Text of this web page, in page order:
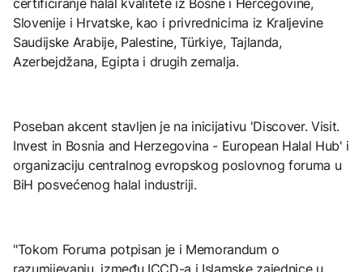
Slovenije i Hrvatske, kao i privrednicima iz Kraljevine
Saudijske Arabije, Palestine, Türkiye, Tajlanda,
Azerbejdžana, Egipta i drugih zemalja.
Poseban akcent stavljen je na inicijativu 'Discover. Visit.
Invest in Bosnia and Herzegovina - European Halal Hub' i
organizaciju centralnog evropskog poslovnog foruma u
BiH posvećenog halal industriji.
"Tokom Foruma potpisan je i Memorandum o
razumijevanju, između ICCD-a i Islamske zajednice u